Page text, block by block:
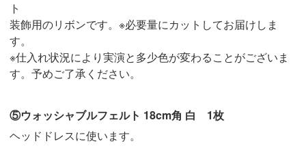
ト
装飾用のリボンです。※必要量にカットしてお届けしま
す。
※仕入れ状況により実演と多少色が変わることがございま
す。予めご了承ください。
⑤ウォッシャブルフェルト 18cm角 白 1枚
ヘッドドレスに使います。